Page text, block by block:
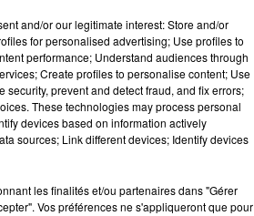
PREND SOIN DES
EHPAD SARTHOIS
and/or our legitimate interest: Store and/or
for personalised advertising; Use profiles to
performance; Understand audiences through
Create profiles to personalise content; Use
prevent and detect fraud, and fix errors;
These technologies may process personal
devices based on information actively
sources; Link different devices; Identify devices
les finalités et/ou partenaires dans "Gérer
Vos préférences ne s'appliqueront que pour